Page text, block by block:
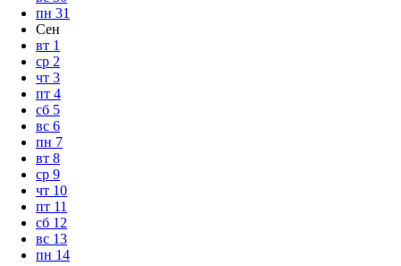
пн 31
Сен
вт 1
ср 2
чт 3
пт 4
сб 5
вс 6
пн 7
вт 8
ср 9
чт 10
пт 11
сб 12
вс 13
пн 14